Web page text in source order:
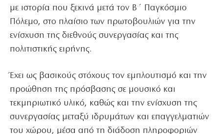
με ιστορία που ξεκινά μετά τον Β΄ Παγκόσμιο
Πόλεμο, στο πλαίσιο των πρωτοβουλιών για την
ενίσχυση της διεθνούς συνεργασίας και της
πολιτιστικής ειρήνης.
Έχει ως βασικούς στόχους τον εμπλουτισμό και την
προώθηση της πρόσβασης σε μουσικό και
τεκμηριωτικό υλικό, καθώς και την ενίσχυση της
συνεργασίας μεταξύ ιδρυμάτων και επαγγελματιών
του χώρου, μέσα από τη διάδοση πληροφοριών